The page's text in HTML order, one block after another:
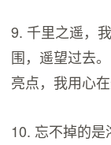
9. 千里之遥，
围，遥望过去
亮点，我用心
10. 忘不掉的